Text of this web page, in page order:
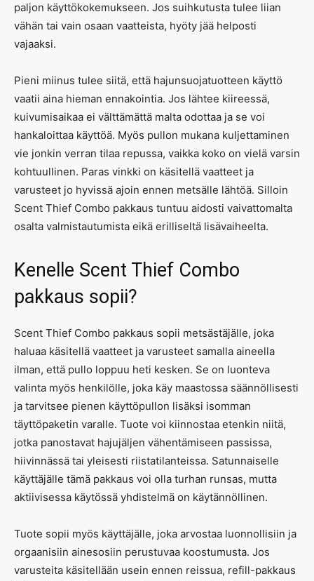
paljon käyttökokemukseen. Jos suihkutusta tulee liian
vähän tai vain osaan vaatteista, hyöty jää helposti
vajaaksi.
Pieni miinus tulee siitä, että hajunsuojatuotteen käyttö
vaatii aina hieman ennakointia. Jos lähtee kiireessä,
kuivumisaikaa ei välttämättä malta odottaa ja se voi
hankaloittaa käyttöä. Myös pullon mukana kuljettaminen
vie jonkin verran tilaa repussa, vaikka koko on vielä varsin
kohtuullinen. Paras vinkki on käsitellä vaatteet ja
varusteet jo hyvissä ajoin ennen metsälle lähtöä. Silloin
Scent Thief Combo pakkaus tuntuu aidosti vaivattomalta
osalta valmistautumista eikä erilliseltä lisävaiheelta.
Kenelle Scent Thief Combo
pakkaus sopii?
Scent Thief Combo pakkaus sopii metsästäjälle, joka
haluaa käsitellä vaatteet ja varusteet samalla aineella
ilman, että pullo loppuu heti kesken. Se on luonteva
valinta myös henkilölle, joka käy maastossa säännöllisesti
ja tarvitsee pienen käyttöpullon lisäksi isomman
täyttöpaketin varalle. Tuote voi kiinnostaa etenkin niitä,
jotka panostavat hajujäljen vähentämiseen passissa,
hiivinnässä tai yleisesti riistatilanteissa. Satunnaiselle
käyttäjälle tämä pakkaus voi olla turhan runsas, mutta
aktiivisessa käytössä yhdistelmä on käytännöllinen.
Tuote sopii myös käyttäjälle, joka arvostaa luonnollisiin ja
orgaanisiin ainesosiin perustuvaa koostumusta. Jos
varusteita käsitellään usein ennen reissua, refill-pakkaus